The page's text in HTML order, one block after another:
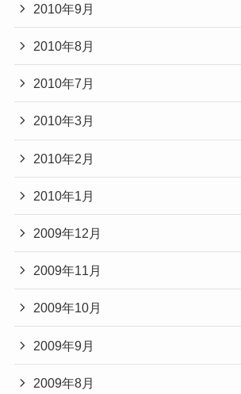
2010年9月
2010年8月
2010年7月
2010年3月
2010年2月
2010年1月
2009年12月
2009年11月
2009年10月
2009年9月
2009年8月